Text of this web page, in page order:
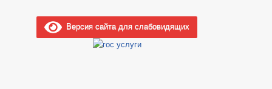
Версия сайта для слабовидящих